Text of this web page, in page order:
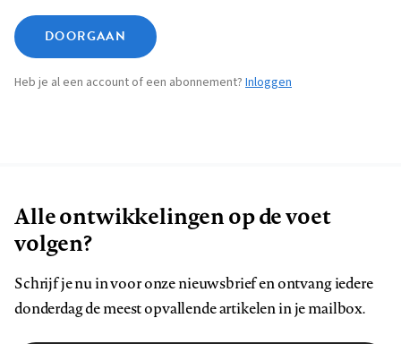
DOORGAAN
Heb je al een account of een abonnement? Inloggen
Alle ontwikkelingen op de voet
volgen?
Schrijf je nu in voor onze nieuwsbrief en ontvang iedere
donderdag de meest opvallende artikelen in je mailbox.